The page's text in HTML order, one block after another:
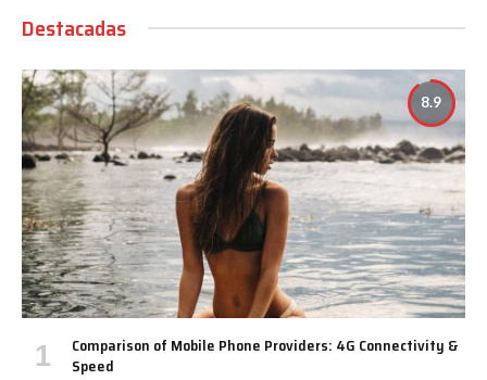
Destacadas
8.9
Comparison of Mobile Phone Providers: 4G Connectivity &
Speed